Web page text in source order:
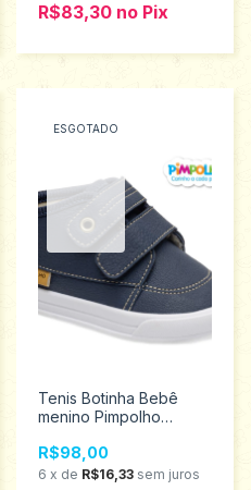
R$83,30 no Pix
ESGOTADO
Tenis Botinha Bebê
menino Pimpolho
0120467
R$98,00
6 x de R$16,33 sem juros